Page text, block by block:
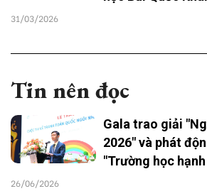
31/03/2026
Tin nên đọc
Gala trao giải
2026" và phát
"Trường học
26/06/2026